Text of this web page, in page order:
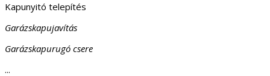
Kapunyitó telepítés
Garázskapujavítás
Garázskapurugó csere
...